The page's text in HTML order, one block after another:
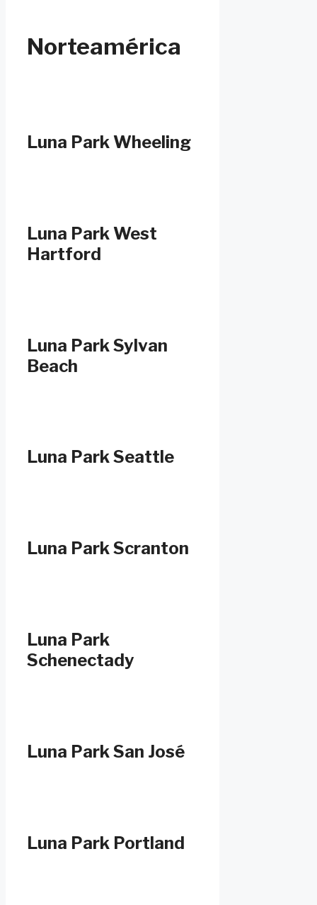
Norteamérica
Luna Park Wheeling
Luna Park West
Hartford
Luna Park Sylvan
Beach
Luna Park Seattle
Luna Park Scranton
Luna Park
Schenectady
Luna Park San José
Luna Park Portland